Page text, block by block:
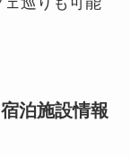
泊施設情報